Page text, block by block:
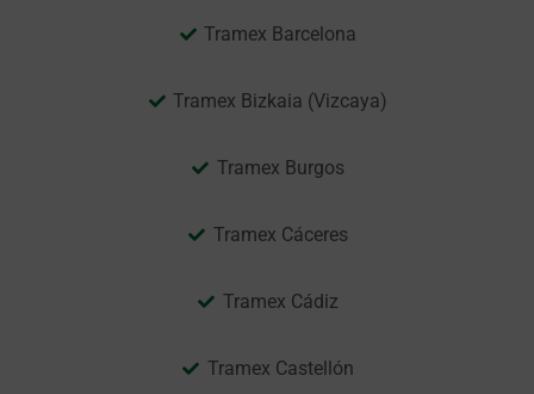
Tramex Barcelona
Tramex Bizkaia (Vizcaya)
Tramex Burgos
Tramex Cáceres
Tramex Cádiz
Tramex Castellón